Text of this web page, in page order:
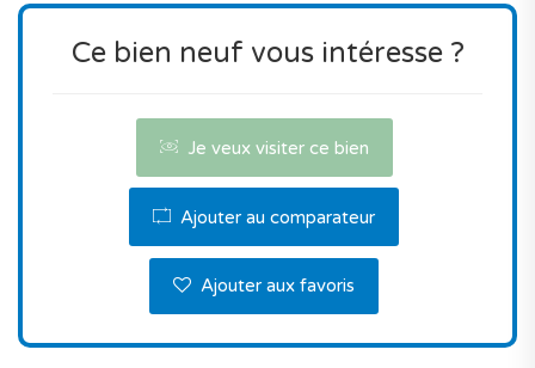
Ce bien neuf vous intéresse ?
Je veux visiter ce bien
Ajouter au comparateur
Ajouter aux favoris